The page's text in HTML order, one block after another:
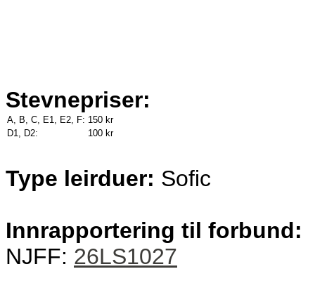
Stevnepriser:
A, B, C, E1, E2, F: 150 kr
D1, D2:
100 kr
Type leirduer: Sofic
Innrapportering til forbund:
NJFF: 26LS1027